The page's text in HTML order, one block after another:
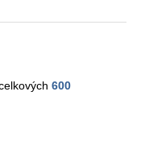
600